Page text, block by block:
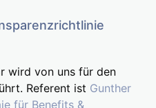
wird von uns für den
Referent ist Gunther
für Benefits &